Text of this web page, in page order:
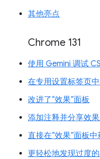
其他亮点
Chrome 131
使用 Gemini 调试
在专用设置标签页
改进了“效果”面板
添加注释并分享效
直接在“效果”面板
更轻松地发现过度